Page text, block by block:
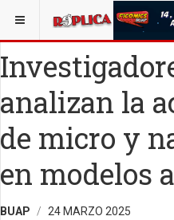
ESTÁ AQUÍ: ARTE
analizan la
de micro y
en modelos
BUAP 24 MARZO 2025